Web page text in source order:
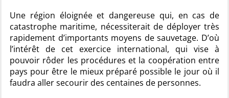
Une région éloignée et dangereuse qui, en cas de
catastrophe maritime, nécessiterait de déployer très
rapidement d’importants moyens de sauvetage. D’où
l’intérêt de cet exercice international, qui vise à
pouvoir rôder les procédures et la coopération entre
pays pour être le mieux préparé possible le jour où il
faudra aller secourir des centaines de personnes.